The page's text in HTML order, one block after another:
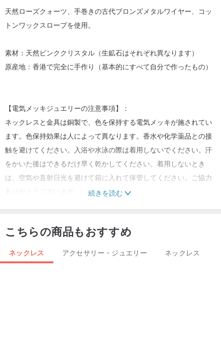
天然ローズクォーツ、手巻きの古代ブロンズメタルワイヤー、コッ
トンワックスロープを使用。
素材：天然ピンククリスタル（生鉱石はそれぞれ異なります）
原産地：香港で完全に手作り（基本的にすべて自分で作ったもの）
【電気メッキジュエリーの注意事項】：
ネックレスと金具は銅製で、色を保持する電気メッキが施されてい
ます。色保持効果は人によって異なります。香水や化学薬品との接
触を避けてください。入浴や水泳の際は着用しないでください。汗
をかいた後はできるだけ早く乾かしてください。着用しないとき
は、空気や直射日光を避けて箱に入れて保管してください。ご協力
ありがとうございます。
【サイズ】：
ネックレスの長さ：綿のコードは16-26インチから調整することが
続きを読む
こちらの商品もおすすめ
ネックレス アクセサリー・ジュエリー ネックレス